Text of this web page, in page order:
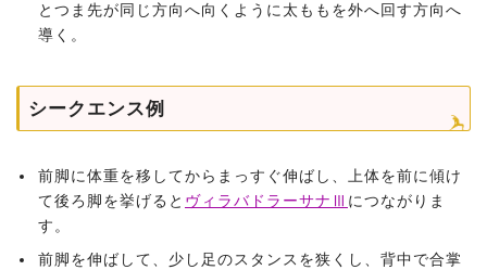
とつま先が同じ方向へ向くように太ももを外へ回す方向へ
導く。
シークエンス例
前脚に体重を移してからまっすぐ伸ばし、上体を前に傾け
て後ろ脚を挙げると ヴィラバドラーサナⅢ につながりま
す。
前脚を伸ばして、少し足のスタンスを狭くし、背中で合掌